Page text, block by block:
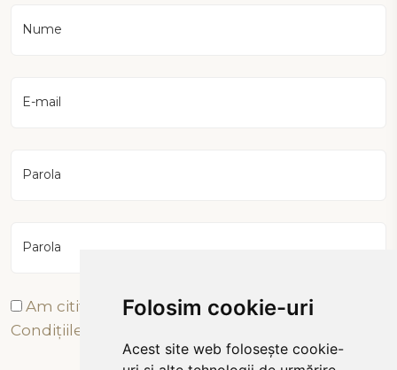
Folosim cookie-uri
Acest site web folosește cookie-
Nume
E-mail
Parola
Parola
Am citit și sunt de acord cu Termenii și
Condițiile